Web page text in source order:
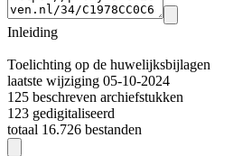
Inleiding
Toelichting op de huwelijksbijlagen
laatste wijziging 05-10-2024
125 beschreven archiefstukken
123 gedigitaliseerd
totaal 16.726 bestanden